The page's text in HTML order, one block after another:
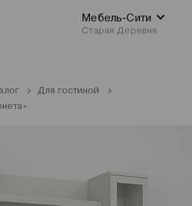
Мебель-Сити
Старая Деревня
Для гостиной